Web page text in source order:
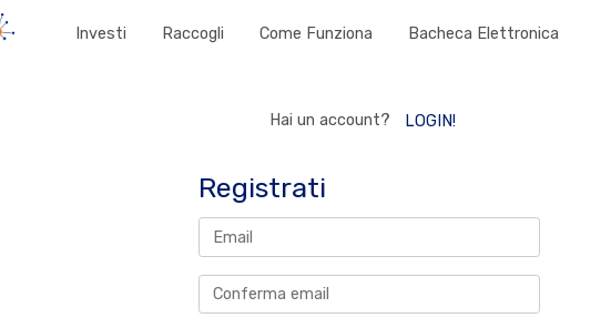
Investi Raccogli Come Funziona Bacheca Elettronica
Hai un account? LOGIN!
Registrati